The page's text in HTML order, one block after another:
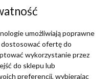
umożliwiają poprawne
dostosować ofertę do
wykorzystanie przez
do sklepu lub
preferencji, wybierając